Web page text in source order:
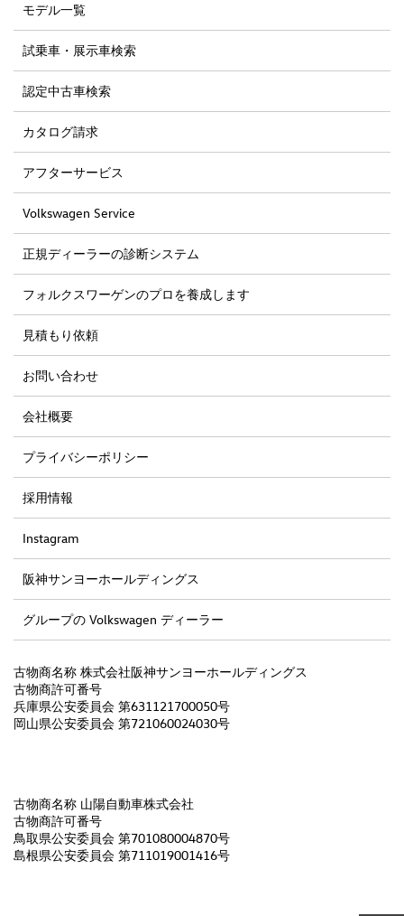
モデル一覧
試乗車・展示車検索
認定中古車検索
カタログ請求
アフターサービス
Volkswagen Service
正規ディーラーの診断システム
フォルクスワーゲンのプロを養成します
見積もり依頼
お問い合わせ
会社概要
プライバシーポリシー
採用情報
Instagram
阪神サンヨーホールディングス
グループの Volkswagen ディーラー
古物商名称 株式会社阪神サンヨーホールディングス
古物商許可番号
兵庫県公安委員会 第631121700050号
岡山県公安委員会 第721060024030号
古物商名称 山陽自動車株式会社
古物商許可番号
鳥取県公安委員会 第701080004870号
島根県公安委員会 第711019001416号